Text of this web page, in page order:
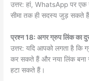
उत्तर: हां, WhatsApp पर
सीमा तक ही सदस्य जुड़ सकते
प्रश्न 18: अगर ग्रुप लिंक का
उत्तर: यदि आपको लगता है कि
कर सकते हैं और नया लिंक बना
हटा सकते हैं।